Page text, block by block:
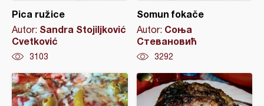
Pica ružice
Autor: Sandra Stojiljković
Cvetković
3103
Somun fokače
Autor: Соња
Стевановић
3292